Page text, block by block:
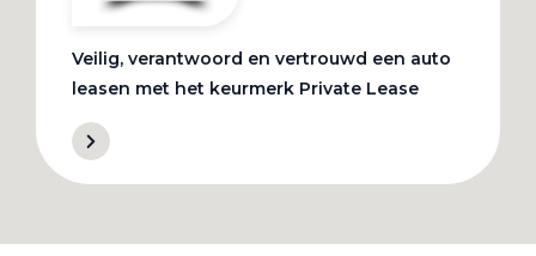
Veilig, verantwoord en vertrouwd een auto
leasen met het keurmerk Private Lease